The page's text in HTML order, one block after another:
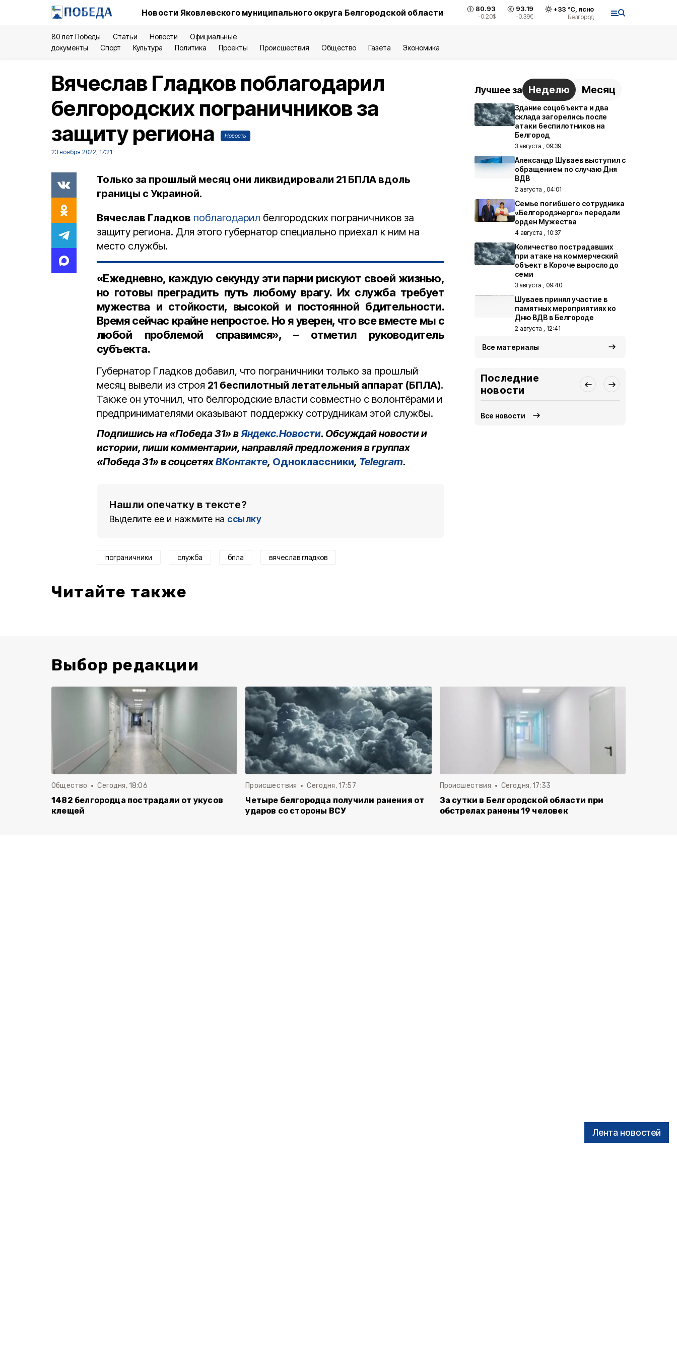
Новости Яковлевского муниципального округа Белгородской области 80.93
-0.20$
93.19
-0.39€
+33 °С, ясно
Белгород
80 лет Победы Статьи Новости
Официальные
документы
Спорт Культура Политика Проекты Происшествия Общество Газета Экономика
Лента новостей
Вячеслав Гладков поблагодарил
белгородских пограничников за
защиту региона
Новость
23 ноября 2022, 17:21
Только за прошлый месяц они ликвидировали 21 БПЛА вдоль
границы с Украиной.
Вячеслав Гладков поблагодарил белгородских пограничников за
защиту региона. Для этого губернатор специально приехал к ним на
место службы.
«Ежедневно, каждую секунду эти парни рискуют своей жизнью,
но готовы преградить путь любому врагу. Их служба требует
мужества и стойкости, высокой и постоянной бдительности.
Время сейчас крайне непростое. Но я уверен, что все вместе мы с
любой проблемой справимся», – отметил руководитель
субъекта.
Губернатор Гладков добавил, что пограничники только за прошлый
месяц вывели из строя 21 беспилотный летательный аппарат (БПЛА).
Также он уточнил, что белгородские власти совместно с волонтёрами и
предпринимателями оказывают поддержку сотрудникам этой службы.
Подпишись на «Победа 31» вЯндекс.Новости. Обсуждай новости и
истории, пиши комментарии, направляй предложения в группах
«Победа 31» в соцсетяхВКонтакте, Одноклассники, Telegram.
Нашли опечатку в тексте?
Выделите ее и нажмите на ссылку
пограничники служба бпла вячеслав гладков
Читайте также
Лучшее за Неделю Месяц
Здание соцобъекта и два
склада загорелись после
атаки беспилотников на
Белгород
3 августа , 09:39
Александр Шуваев выступил с
обращением по случаю Дня
ВДВ
2 августа , 04:01
Семье погибшего сотрудника
«Белгородэнерго» передали
орден Мужества
4 августа , 10:37
Количество пострадавших
при атаке на коммерческий
объект в Короче выросло до
семи
3 августа , 09:40
Шуваев принял участие в
памятных мероприятиях ко
Дню ВДВ в Белгороде
2 августа , 12:41
Все материалы
Последние
новости
Все новости
Выбор редакции
Общество Сегодня, 18:06
1482 белгородца пострадали от укусов
клещей
Происшествия Сегодня, 17:57
Четыре белгородца получили ранения от
ударов со стороны ВСУ
Происшествия Сегодня, 17:33
За сутки в Белгородской области при
обстрелах ранены 19 человек